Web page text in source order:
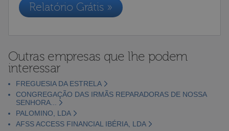
Relatório Grátis »
Outras empresas que lhe podem
interessar
FREGUESIA DA ESTRELA
CONGREGAÇÃO DAS IRMÃS REPARADORAS DE NOSSA
SENHORA...
PALOMINO, LDA
AFSS ACCESS FINANCIAL IBÉRIA, LDA